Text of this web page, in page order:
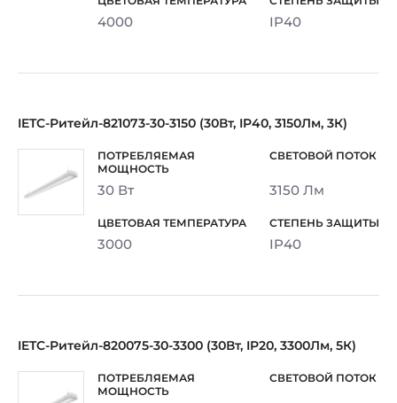
4000 IP40
IETC-Ритейл-821073-30-3150 (30Вт, IP40, 3150Лм, 3К)
30 Вт 3150 Лм
3000 IP40
IETC-Ритейл-820075-30-3300 (30Вт, IP20, 3300Лм, 5К)